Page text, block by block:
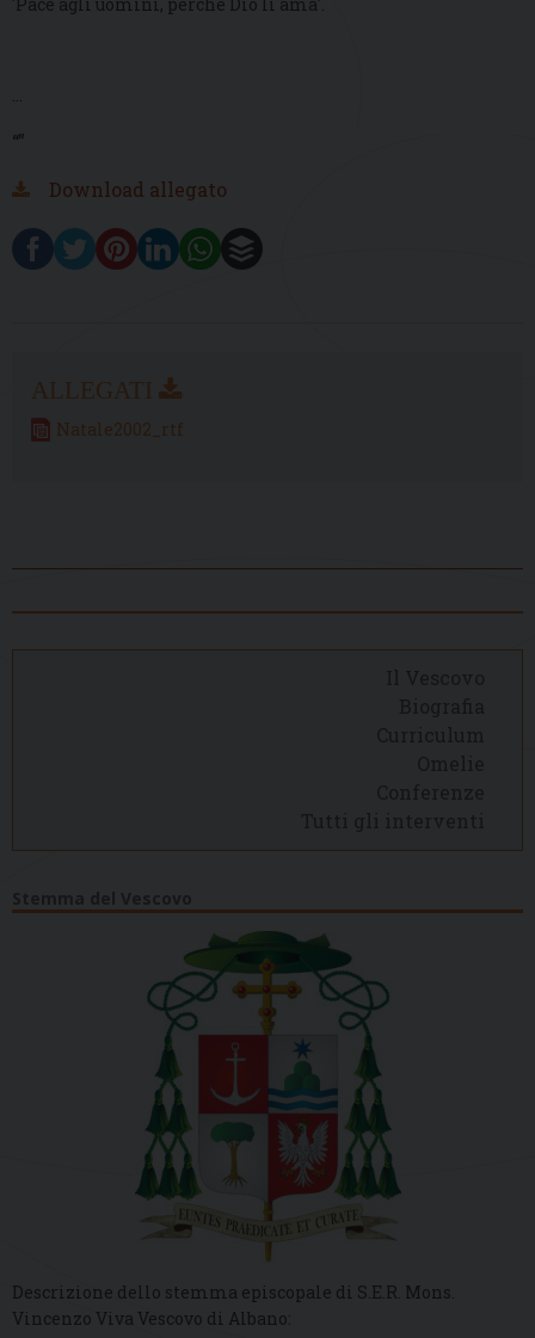
...
“”
Download allegato
Natale2002_rtf
Descrizione dello stemma episcopale di S.E.R. Mons.
Vincenzo Viva Vescovo di Albano: